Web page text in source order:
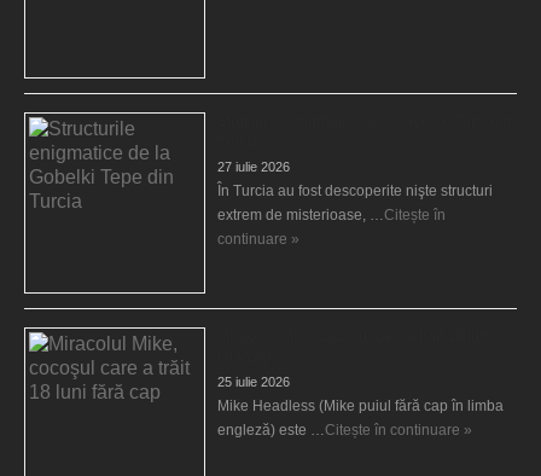
27 iulie 2026
În Turcia au fost descoperite nişte structuri
extrem de misterioase, …Citește în
continuare »
25 iulie 2026
Mike Headless (Mike puiul fără cap în limba
engleză) este …Citește în continuare »